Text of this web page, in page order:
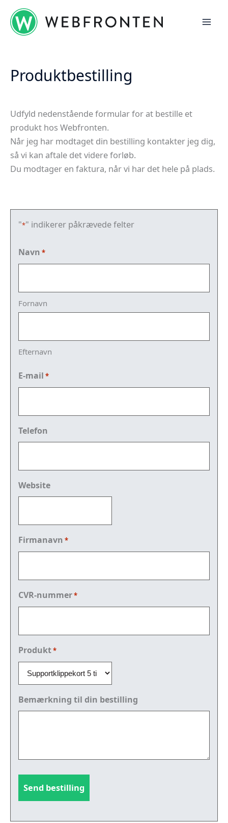
indholdet
Produktbestilling
Udfyld nedenstående formular for at bestille et
produkt hos Webfronten.
Når jeg har modtaget din bestilling kontakter jeg dig,
så vi kan aftale det videre forløb.
Du modtager en faktura, når vi har det hele på plads.
"*" indikerer påkrævede felter
Navn *
Fornavn
Efternavn
E-mail *
Telefon
Website
Firmanavn *
CVR-nummer*
Produkt*
Bemærkning til din bestilling